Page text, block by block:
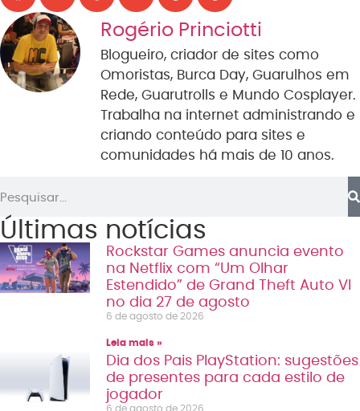
Rogério Princiotti
Blogueiro, criador de sites como
Omoristas, Burca Day, Guarulhos em
Rede, Guarutrolls e Mundo Cosplayer.
Trabalha na internet administrando e
criando conteúdo para sites e
comunidades há mais de 10 anos.
Últimas notícias
Rockstar Games anuncia evento
na Netflix com “Um Olhar
Estendido” de Grand Theft Auto VI
no dia 27 de agosto
6 de agosto de 2026
Leia mais »
Dia dos Pais PlayStation: sugestões
de presentes para cada estilo de
jogador